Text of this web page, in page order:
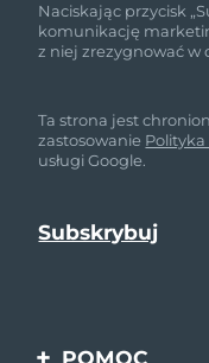
Naciskając przycisk
komunikację
z niej zrezygnować
Ta strona jest
zastosowanie
usługi Google.
POMOC